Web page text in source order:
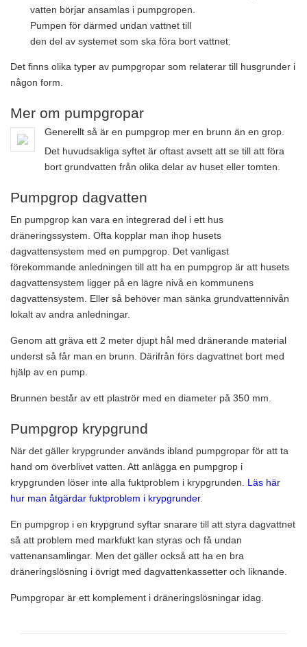
vatten börjar ansamlas i pumpgropen.
Pumpen för därmed undan vattnet till
den del av systemet som ska föra bort vattnet.
Det finns olika typer av pumpgropar som relaterar till husgrunder i
någon form.
Mer om pumpgropar
Generellt så är en pumpgrop mer en brunn än en grop.
Det huvudsakliga syftet är oftast avsett att se till att föra
bort grundvatten från olika delar av huset eller tomten.
Pumpgrop dagvatten
En pumpgrop kan vara en integrerad del i ett hus
dräneringssystem. Ofta kopplar man ihop husets
dagvattensystem med en pumpgrop. Det vanligast
förekommande anledningen till att ha en pumpgrop är att husets
dagvattensystem ligger på en lägre nivå en kommunens
dagvattensystem. Eller så behöver man sänka grundvattennivån
lokalt av andra anledningar.
Genom att gräva ett 2 meter djupt hål med dränerande material
underst så får man en brunn. Därifrån förs dagvattnet bort med
hjälp av en pump.
Brunnen består av ett plaströr med en diameter på 350 mm.
Pumpgrop krypgrund
När det gäller krypgrunder används ibland pumpgropar för att ta
hand om överblivet vatten. Att anlägga en pumpgrop i
krypgrunden löser inte alla fuktproblem i krypgrunden. Läs här
hur man åtgärdar fuktproblem i krypgrunder.
En pumpgrop i en krypgrund syftar snarare till att styra dagvattnet
så att problem med markfukt kan styras och få undan
vattenansamlingar. Men det gäller också att ha en bra
dräneringslösning i övrigt med dagvattenkassetter och liknande.
Pumpgropar är ett komplement i dräneringslösningar idag.